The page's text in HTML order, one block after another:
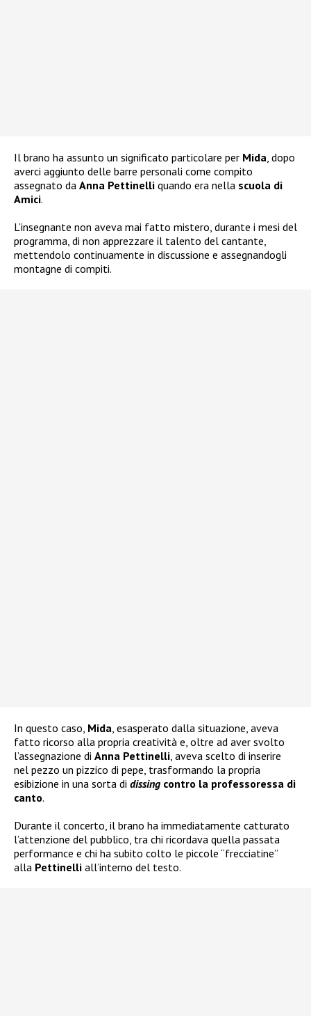
Il brano ha assunto un significato particolare per Mida , dopo
averci aggiunto delle barre personali come compito
assegnato da Anna Pettinelli quando era nella scuola di
Amici.
L’insegnante non aveva mai fatto mistero, durante i mesi del
programma, di non apprezzare il talento del cantante,
mettendolo continuamente in discussione e assegnandogli
montagne di compiti.
In questo caso, Mida , esasperato dalla situazione, aveva
fatto ricorso alla propria creatività e, oltre ad aver svolto
l’assegnazione di Anna Pettinelli , aveva scelto di inserire
nel pezzo un pizzico di pepe, trasformando la propria
esibizione in una sorta di dissing contro la professoressa di
canto.
Durante il concerto, il brano ha immediatamente catturato
l’attenzione del pubblico, tra chi ricordava quella passata
performance e chi ha subito colto le piccole “frecciatine”
alla Pettinelli all’interno del testo.